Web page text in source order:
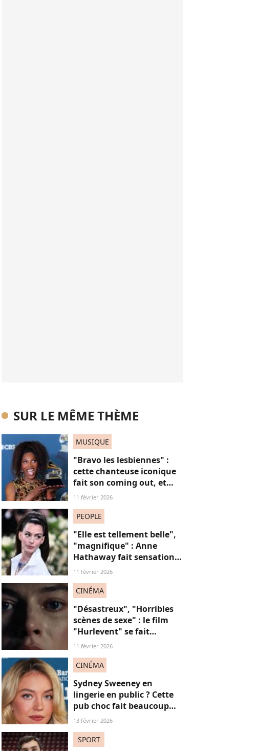
SUR LE MÊME THÈME
MUSIQUE
"Bravo les lesbiennes" :
cette chanteuse iconique
fait son coming out, et
non, on ne "s'en fout" pas
11 février 2026
PEOPLE
"Elle est tellement belle",
"magnifique" : Anne
Hathaway fait sensation
en robe en dentelle
11 février 2026
CINÉMA
"Désastreux", "Horribles
scènes de sexe" : le film
"Hurlevent" se fait
détruire par la presse, et si
sexistes ?
11 février 2026
CINÉMA
Sydney Sweeney en
lingerie en public ? Cette
pub choc fait beaucoup
(trop ?) réagir
13 février 2026
SPORT